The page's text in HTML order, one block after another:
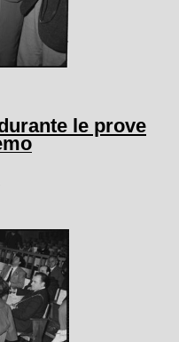
le prove